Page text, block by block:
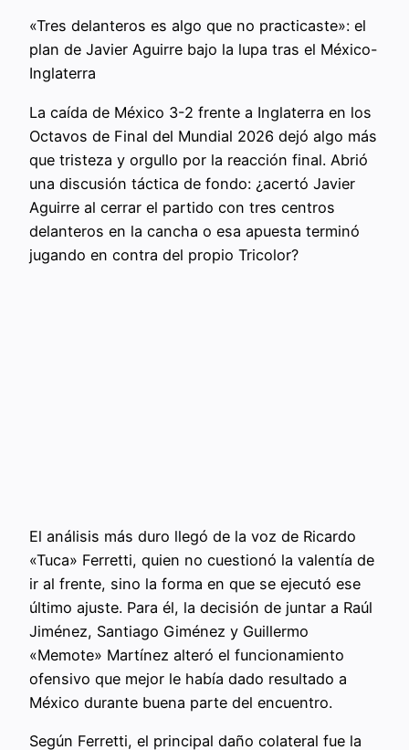
«Tres delanteros es algo que no practicaste»: el
plan de Javier Aguirre bajo la lupa tras el México-
Inglaterra
La caída de México 3-2 frente a Inglaterra en los
Octavos de Final del Mundial 2026 dejó algo más
que tristeza y orgullo por la reacción final. Abrió
una discusión táctica de fondo: ¿acertó Javier
Aguirre al cerrar el partido con tres centros
delanteros en la cancha o esa apuesta terminó
jugando en contra del propio Tricolor?
El análisis más duro llegó de la voz de Ricardo
«Tuca» Ferretti, quien no cuestionó la valentía de
ir al frente, sino la forma en que se ejecutó ese
último ajuste. Para él, la decisión de juntar a Raúl
Jiménez, Santiago Giménez y Guillermo
«Memote» Martínez alteró el funcionamiento
ofensivo que mejor le había dado resultado a
México durante buena parte del encuentro.
Según Ferretti, el principal daño colateral fue la